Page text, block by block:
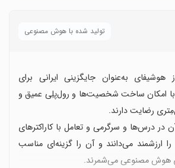
تولید شده با هوش مصنوعی
هوشیفای به‌عنوان جایگزینی ایرانی برای
امکان ساخت شخصیت‌ها و رول‌پلِی عمیق و
رضایت دارند.
در درس‌ها و سرگرمی و تعامل با کاراکترهای
ارزشمند می‌دانند و آن را گزینه‌ای مناسب
هوش مصنوعی می‌شمرند.